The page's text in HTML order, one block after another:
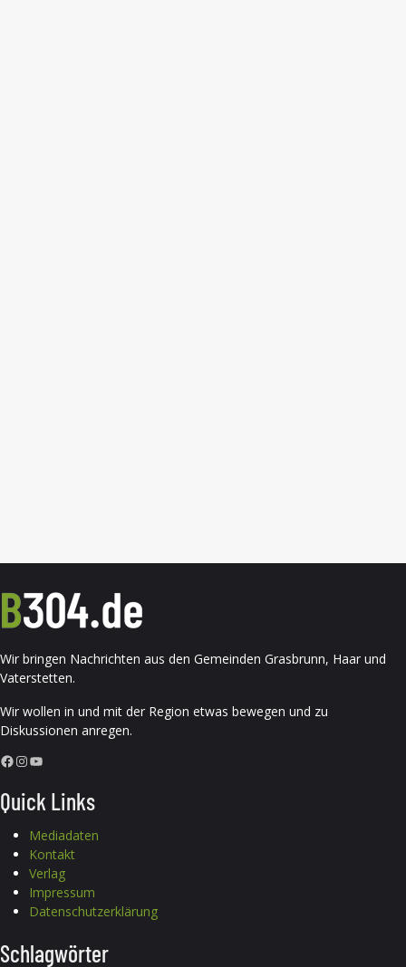
Wir bringen Nachrichten aus den Gemeinden Grasbrunn, Haar und
Vaterstetten.
Wir wollen in und mit der Region etwas bewegen und zu
Diskussionen anregen.
Facebook InstagramYouTube
Quick Links
Mediadaten
Kontakt
Verlag
Impressum
Datenschutzerklärung
Schlagwörter